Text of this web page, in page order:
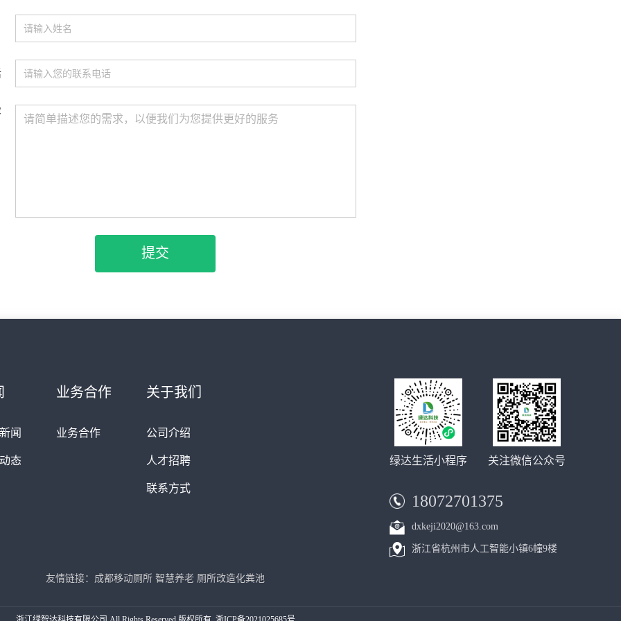
提交
闻
态
业务合作
业务合作
关于我们
公司介绍
人才招聘
联系方式
绿达生活小程序 关注微信公众号
18072701375
dxkeji2020@163.com
浙江省杭州市人工智能小镇6幢9楼
友情链接： 成都移动厕所 智慧养老 厕所改造化粪池